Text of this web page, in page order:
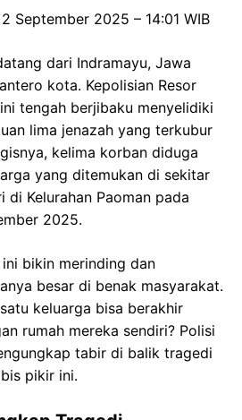
September 2025 – 14:01 WIB
dari Indramayu, Jawa
kota. Kepolisian Resor
tengah berjibaku menyelidiki
lima jenazah yang terkubur
kelima korban diduga
yang ditemukan di sekitar
di Kelurahan Paoman pada
2025.
bikin merinding dan
besar di benak masyarakat.
keluarga bisa berakhir
rumah mereka sendiri? Polisi
tabir di balik tragedi
pikir ini.